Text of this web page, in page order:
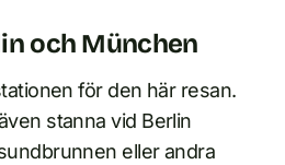
och München
för den här resan.
stanna vid Berlin
eller andra